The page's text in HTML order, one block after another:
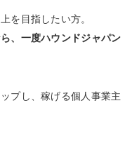
を目指したい方。
、一度ハウンドジャパン
プし、稼げる個人事業主